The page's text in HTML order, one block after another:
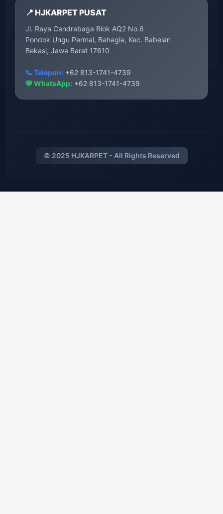
📍 HJKARPET PUSAT
Jl. Raya Candrabaga Blok AQ2 No.6
Pondok Ungu Permai, Bahagia, Kec. Babelan
Bekasi, Jawa Barat 17610
📞 Telepon: +62 813-1741-4739
💬 WhatsApp: +62 813-1741-4739
© 2025 HJKARPET - All Rights Reserved